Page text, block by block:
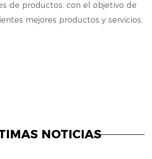
de productos, con el objetivo de
mejores productos y servicios.
NOTICIAS